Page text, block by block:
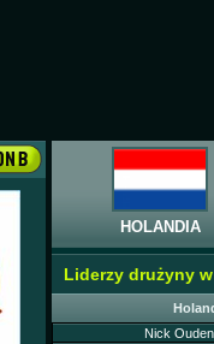
HOLANDIA
Liderzy drużyny
Nick